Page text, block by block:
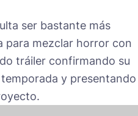
ser bastante más
para mezclar horror con
tráiler confirmando su
y presentando